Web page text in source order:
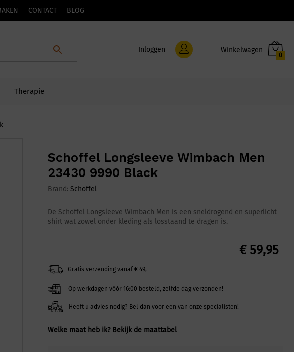
CONTACT BLOG
Inloggen
0
Therapie
Schoffel Longsleeve Wimbach Men
23430 9990 Black
Brand: Schoffel
De Schöffel Longsleeve Wimbach Men is een sneldrogend en superlicht
shirt wat zowel onder kleding als losstaand te dragen is.
€59,95
Gratis verzending vanaf € 49,-
Op werkdagen vóór 16:00 besteld, zelfde dag verzonden!
Heeft u advies nodig? Bel dan voor een van onze specialisten!
Welke maat heb ik? Bekijk de maattabel